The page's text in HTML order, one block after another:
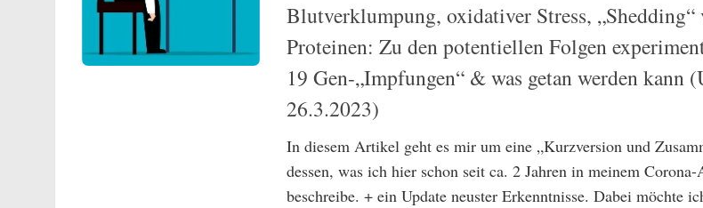
Blutverklumpung, oxidativer Stress, „Shedding“
Proteinen: Zu den potentiellen Folgen
19 Gen-„Impfungen“ & was getan werden kann
26.3.2023)
In diesem Artikel geht es mir um eine „Kurzversion und
dessen, was ich hier schon seit ca. 2 Jahren in meinem
beschreibe. + ein Update neuster Erkenntnisse. Dabei möchte